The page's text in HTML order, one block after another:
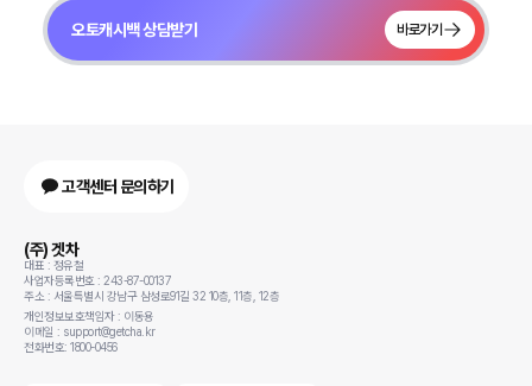
오토캐시백 상담받기 바로가기
고객센터 문의하기
(주) 겟차
대표 : 정유철
사업자등록번호 : 243-87-00137
주소 : 서울특별시 강남구 삼성로91길 32 10층, 11층, 12층
개인정보보호책임자 : 이동용
이메일 : support@getcha.kr
전화번호: 1800-0456